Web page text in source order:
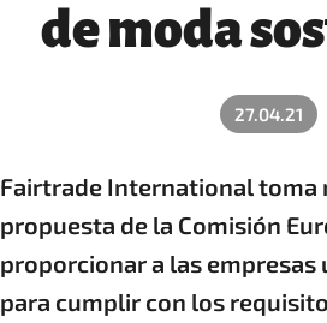
de moda
27.04.21
Fairtrade International toma
propuesta de la Comisión
proporcionar a las empresas
para cumplir con los